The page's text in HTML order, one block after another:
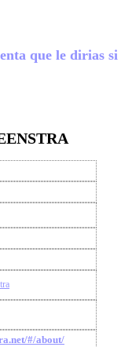
que le dirias si
#/about/